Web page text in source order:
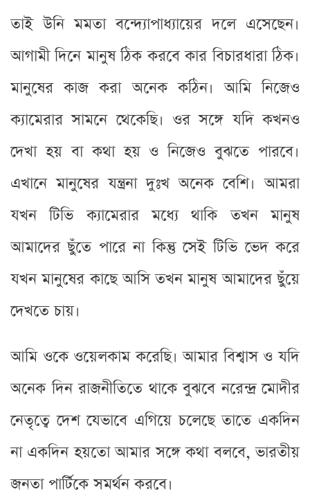
তাই উনি মমতা বন্দ্যোপাধ্যায়ের দলে এসেছেন।
আগামী দিনে মানুষ ঠিক করবে কার বিচারধারা ঠিক।
মানুষের কাজ করা অনেক কঠিন। আমি নিজেও
ক্যামেরার সামনে থেকেছি। ওর সঙ্গে যদি কখনও
দেখা হয় বা কথা হয় ও নিজেও বুঝতে পারবে।
এখানে মানুষের যন্ত্রনা দুঃখ অনেক বেশি। আমরা
যখন টিভি ক্যামেরার মধ্যে থাকি তখন মানুষ
আমাদের ছুঁতে পারে না কিন্তু সেই টিভি ভেদ করে
যখন মানুষের কাছে আসি তখন মানুষ আমাদের ছুঁয়ে
দেখতে চায়।
আমি ওকে ওয়েলকাম করেছি। আমার বিশ্বাস ও যদি
অনেক দিন রাজনীতিতে থাকে বুঝবে নরেন্দ্র মোদীর
নেতৃত্বে দেশ যেভাবে এগিয়ে চলেছে তাতে একদিন
না একদিন হয়তো আমার সঙ্গে কথা বলবে, ভারতীয়
জনতা পার্টিকে সমর্থন করবে।